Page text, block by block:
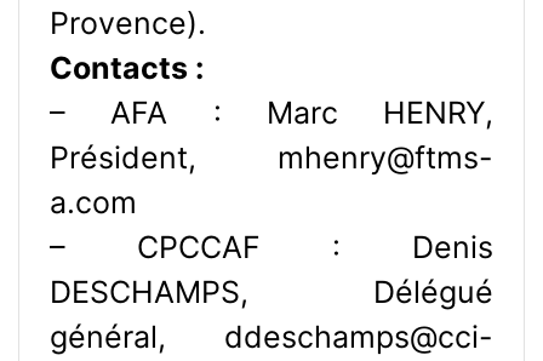
Provence).
Contacts :
– AFA : Marc HENRY,
Président, mhenry@ftms-
a.com
– CPCCAF : Denis
DESCHAMPS, Délégué
général, ddeschamps@cci-